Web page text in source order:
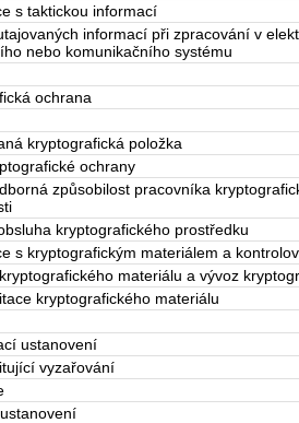
s taktickou informací
informací při zpracování v
nebo komunikačního systému
ochrana
kryptografická položka
ochrany
způsobilost pracovníka
kryptografického prostředku
s kryptografickým materiálem a
materiálu a vývoz
kryptografického materiálu
ustanovení
vyzařování